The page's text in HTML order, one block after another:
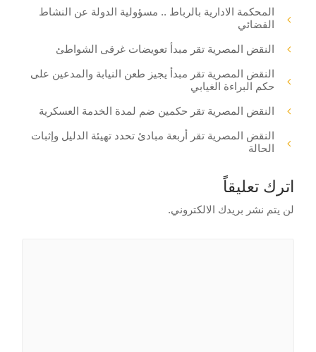
المحكمة الادارية بالرباط .. مسؤولية الدولة عن النشاط
القضائي
النقض المصرية تقر مبدأ تعويضات غرقى الشواطئ
النقض المصرية تقر مبدأ يجيز طعن النيابة والمدعين على
حكم البراءة الغيابي
النقض المصرية تقر حكمين ضم لمدة الخدمة العسكرية
النقض المصرية تقر أربعة مبادئ تحدد تهيئة الدليل وإثبات
الحالة
اترك تعليقاً
لن يتم نشر بريدك الالكتروني.